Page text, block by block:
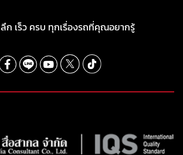
ลึก เร็ว ครบ ทุกเรื่องรถที่คุณอยากรู้